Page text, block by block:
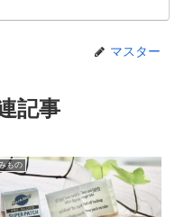
マスター
記事
もの